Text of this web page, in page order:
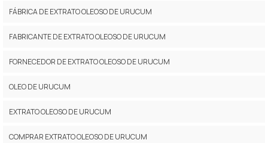
FÁBRICA DE EXTRATO OLEOSO DE URUCUM
FABRICANTE DE EXTRATO OLEOSO DE URUCUM
FORNECEDOR DE EXTRATO OLEOSO DE URUCUM
OLEO DE URUCUM
EXTRATO OLEOSO DE URUCUM
COMPRAR EXTRATO OLEOSO DE URUCUM